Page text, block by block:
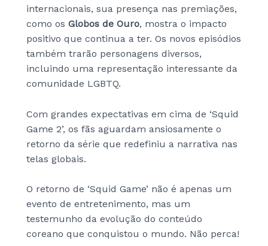
internacionais, sua presença nas premiações,
como os Globos de Ouro, mostra o impacto
positivo que continua a ter. Os novos episódios
também trarão personagens diversos,
incluindo uma representação interessante da
comunidade LGBTQ.
Com grandes expectativas em cima de ‘Squid
Game 2’, os fãs aguardam ansiosamente o
retorno da série que redefiniu a narrativa nas
telas globais.
O retorno de ‘Squid Game’ não é apenas um
evento de entretenimento, mas um
testemunho da evolução do conteúdo
coreano que conquistou o mundo. Não perca!